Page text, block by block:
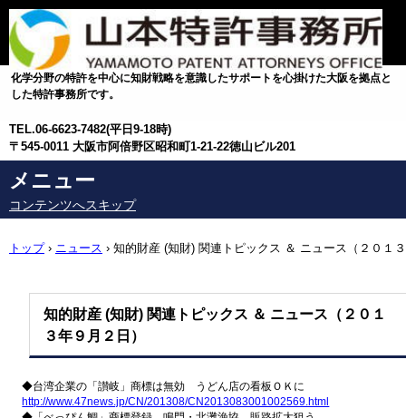
化学分野の特許を中心に知財戦略を意識したサポートを心掛けた大阪を拠点と
した特許事務所です。
TEL.06-6623-7482(平日9-18時)
〒545-0011 大阪市阿倍野区昭和町1-21-22徳山ビル201
メニュー
コンテンツへスキップ
トップ › ニュース › 知的財産 (知財) 関連トピックス ＆ ニュース（２０１３
年９月２日）
知的財産 (知財) 関連トピックス ＆ ニュース（２０１
３年９月２日）
◆台湾企業の「讃岐」商標は無効 うどん店の看板ＯＫに
http://www.47news.jp/CN/201308/CN2013083001002569.html